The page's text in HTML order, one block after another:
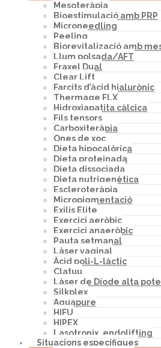
Mesoteràpia
Bioestimulació amb PRP
Microneedling
Peeling
Biorevitalizació amb
Llum polsada/AFT
Fraxel Dual
Clear Lift
Farcits d’àcid hialurònic
Thermage FLX
Hidroxiapatita càlcica
Fils tensors
Carboxiteràpia
Ones de xoc
Dieta hipocalòrica
Dieta proteinada
Dieta dissociada
Dieta nutrigenètica
Escleroteràpia
Micropigmentació
Exilis Elite
Exercici aeròbic
Exercici anaeròbic
Pauta setmanal
Làser vaginal
Àcid poli-L-làctic
Clatuu
Làser de Díode alta
Silkplex
Aquapure
HIFU
HIPEX
Lasotronix, endolifting
Situacions específiques